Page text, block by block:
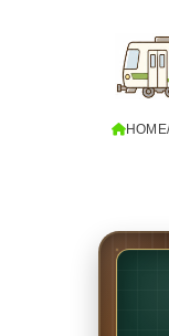
HOME